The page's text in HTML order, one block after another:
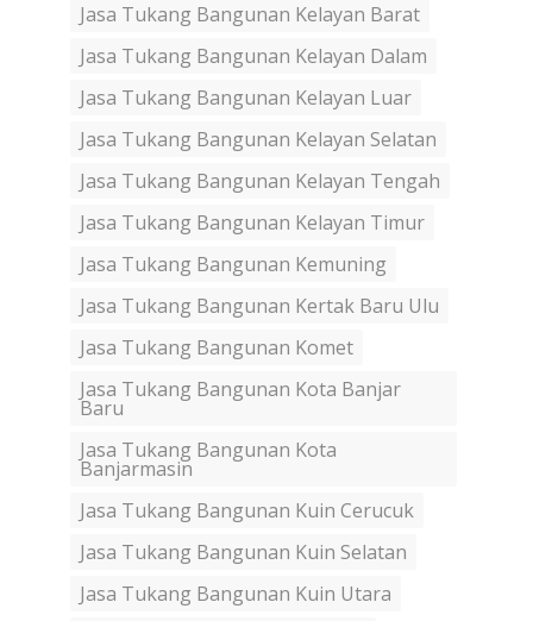
Jasa Tukang Bangunan Kelayan Barat
Jasa Tukang Bangunan Kelayan Dalam
Jasa Tukang Bangunan Kelayan Luar
Jasa Tukang Bangunan Kelayan Selatan
Jasa Tukang Bangunan Kelayan Tengah
Jasa Tukang Bangunan Kelayan Timur
Jasa Tukang Bangunan Kemuning
Jasa Tukang Bangunan Kertak Baru Ulu
Jasa Tukang Bangunan Komet
Jasa Tukang Bangunan Kota Banjar
Baru
Jasa Tukang Bangunan Kota
Banjarmasin
Jasa Tukang Bangunan Kuin Cerucuk
Jasa Tukang Bangunan Kuin Selatan
Jasa Tukang Bangunan Kuin Utara